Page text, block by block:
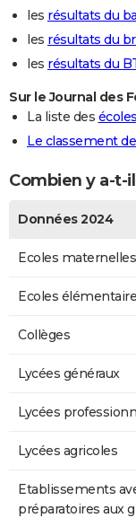
les résultats du
les résultats du
les résultats du
Sur le Journal des
La liste des
Le classement
Combien y a-t-
Données 2024
Ecoles maternelles
Ecoles
Collèges
Lycées généraux
Lycées
Lycées agricoles
Etablissements
préparatoires aux